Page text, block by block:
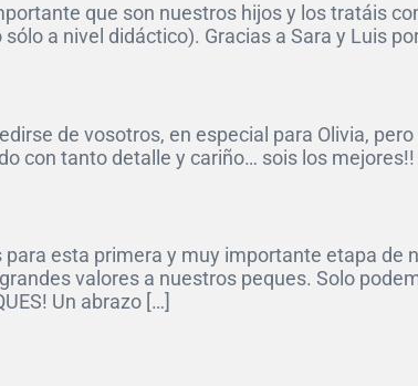
que son nuestros hijos y los tratáis
a nivel didáctico). Gracias a Sara y Luis
de vosotros, en especial para Olivia,
con tanto detalle y cariño… sois los
esta primera y muy importante etapa de
valores a nuestros peques. Solo
Un abrazo […]